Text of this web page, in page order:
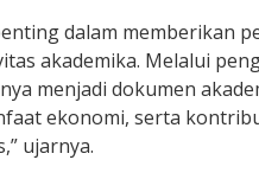
dalam memberikan
akademika. Melalui
menjadi dokumen
ekonomi, serta
ujarnya.